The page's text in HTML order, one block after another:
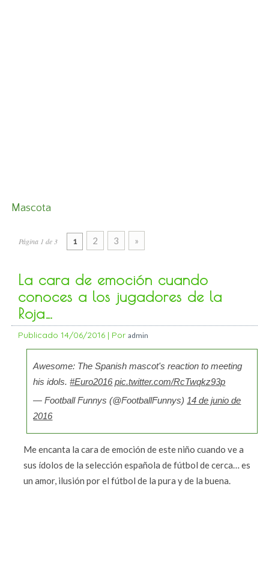
Mascota
Página 1 de 3 1 2 3 »
La cara de emoción cuando
conoces a los jugadores de la
Roja…
Publicado 14/06/2016 | Por admin
Awesome: The Spanish mascot's reaction to meeting
his idols.#Euro2016 pic.twitter.com/RcTwqkz93p
— Football Funnys (@FootballFunnys)14 de junio de
2016
Me encanta la cara de emoción de este niño cuando ve a
sus ídolos de la selección española de fútbol de cerca… es
un amor, ilusión por el fútbol de la pura y de la buena.